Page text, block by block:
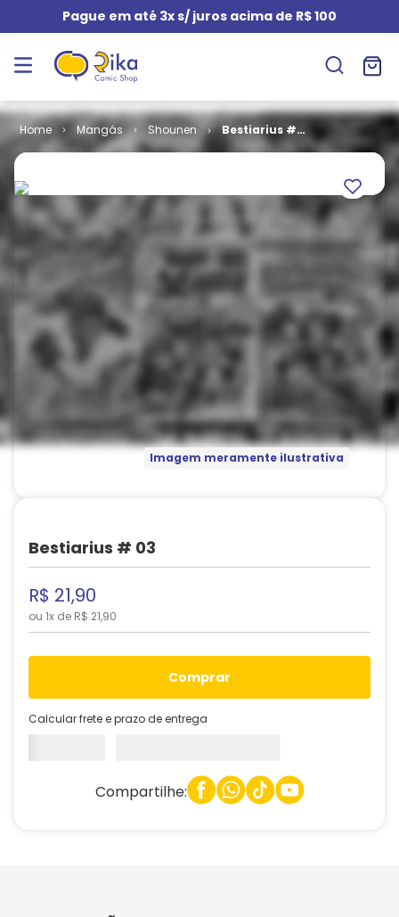
Pague em até 3x s/ juros acima de R$ 100
Mangás Shounen
Bestiarius #
Imagem meramente ilustrativa
Bestiarius # 03
R$ 21,90
ou 1x de R$ 21,90
comprar
Calcular frete e prazo de entrega
Compartilhe: